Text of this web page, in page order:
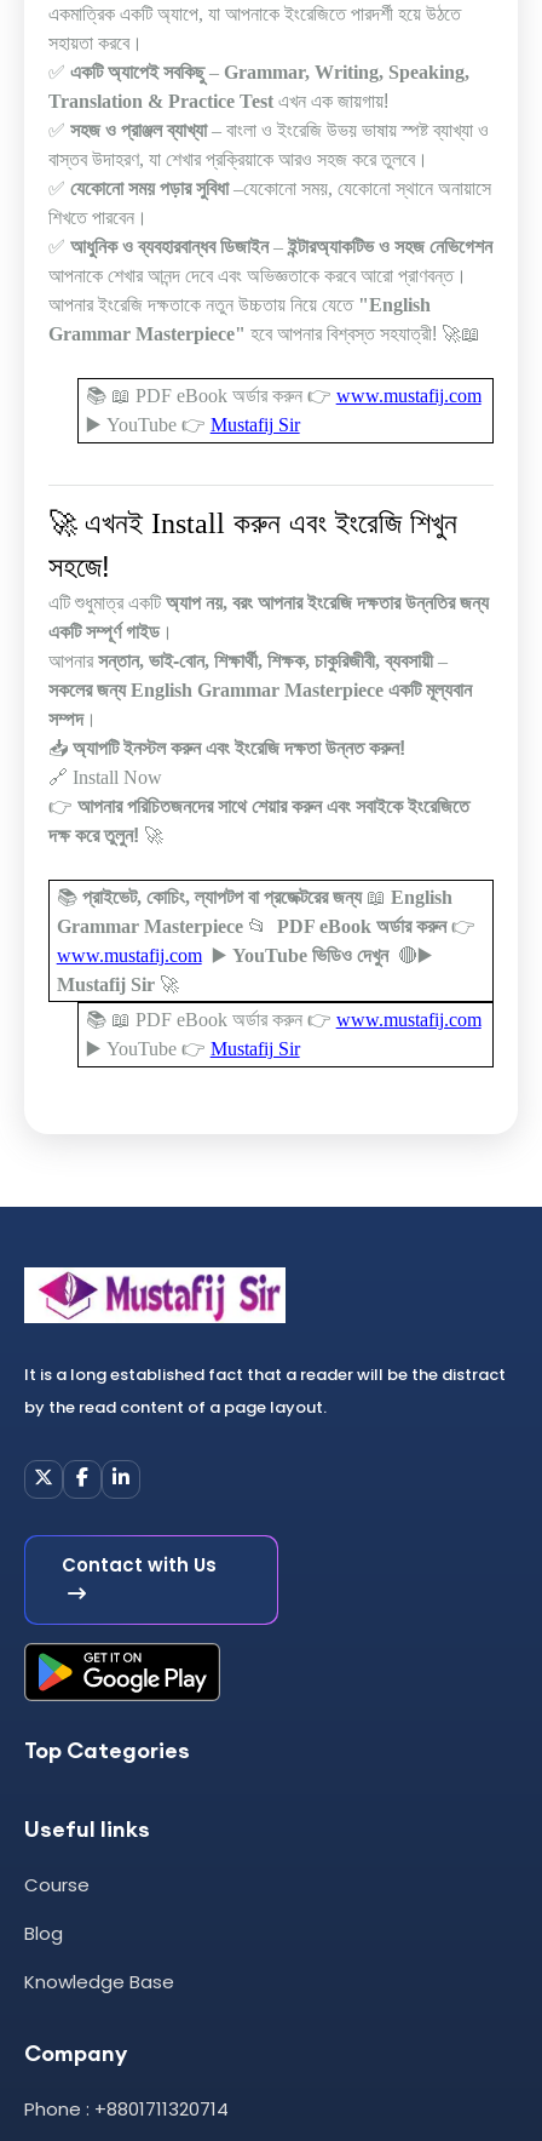
একমাত্রিক একটি অ্যাপে, যা আপনাকে ইংরেজিতে পারদর্শী হয়ে উঠতে
সহায়তা করবে।
✅ একটি অ্যাপেই সবকিছু– Grammar, Writing, Speaking,
Translation & Practice Test এখন এক জায়গায়!
✅ সহজ ও প্রাঞ্জল ব্যাখ্যা– বাংলা ও ইংরেজি উভয় ভাষায় স্পষ্ট ব্যাখ্যা ও
বাস্তব উদাহরণ, যা শেখার প্রক্রিয়াকে আরও সহজ করে তুলবে।
✅ যেকোনো সময়পড়ার সুবিধা–যেকোনো সময়, যেকোনো স্থানে অনায়াসে
শিখতে পারবেন ।
✅ আধুনিক ও ব্যবহারবান্ধব ডিজাইন– ইন্টারঅ্যাকটিভ ও সহজ নেভিগেশন
আপনাকে শেখার আনন্দ দেবে এবং অভিজ্ঞতাকে করবে আরো প্রাণবন্ত।
আপনার ইংরেজি দক্ষতাকে নতুন উচ্চতায় নিয়ে যেতে "English
Grammar Masterpiece" হবে আপনার বিশ্বস্ত সহযাত্রী! 🚀📖
📚 📖 PDF eBook অর্ডার করুন 👉 www.mustafij.com
▶️ YouTube 👉 Mustafij Sir
🚀 এখনই Install করুন এবং ইংরেজি শিখুন
সহজে!
এটি শুধুমাত্র একটি অ্যাপ নয়, বরং আপনার ইংরেজি দক্ষতার উন্নতির জন্য
একটি সম্পূর্ণ গাইড।
আপনার সন্তান, ভাই-বোন, শিক্ষার্থী, শিক্ষক, চাকুরিজীবী,ব্যবসায়ী–
সকলের জন্যEnglish Grammar Masterpiece একটি মূল্যবান
সম্পদ।
📥 অ্যাপটি ইনস্টল করুন এবং ইংরেজি দক্ষতা উন্নত করুন!
🔗 Install Now
👉 আপনার পরিচিতজনদের সাথে শেয়ার করুন এবং সবাইকে ইংরেজিতে
দক্ষ করে তুলুন! 🚀
📚 প্রাইভেট, কোচিং,ল্যাপটপ বা প্রজেক্টরের জন্য 📖 English
Grammar Masterpiece 📂 PDF eBook অর্ডার করুন 👉
www.mustafij.com ▶️ YouTube ভিডিও দেখুন 🔴▶️
Mustafij Sir 🚀
📚 📖 PDF eBook অর্ডার করুন 👉 www.mustafij.com
▶️ YouTube 👉 Mustafij Sir
It is a long established fact that a reader will be the distract
by the read content of a page layout.
Contact with Us
Top Categories
Useful links
Course
Blog
Knowledge Base
Company
Phone : +8801711320714